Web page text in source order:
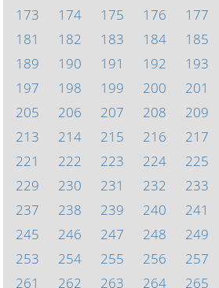
173
174 175 176 177
181
182 183 184 185
189
190 191 192 193
197
198 199 200 201
205
206 207 208 209
213
214 215 216 217
221
222 223 224 225
229
230 231 232 233
237
238 239 240 241
245
246 247 248 249
253
254 255 256 257
261
262 263 264 265